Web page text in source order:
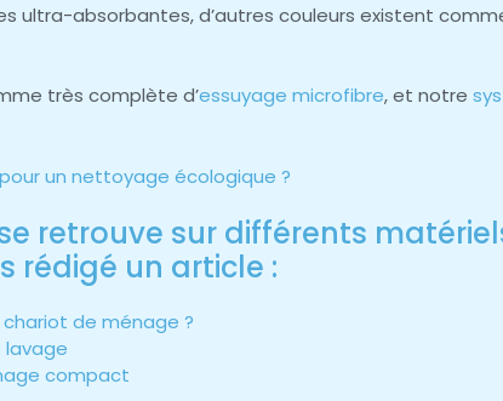
ultra-absorbantes, d’autres couleurs existent
très complète d’essuyage microfibre, et notre
un nettoyage écologique ?
retrouve sur différents
rédigé un article :
de ménage ?
lavage
compact